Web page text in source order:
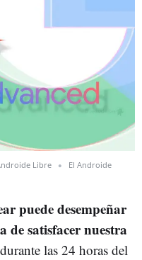
Libre
El Androide
puede desempeñar
satisfacer nuestra
las 24 horas del